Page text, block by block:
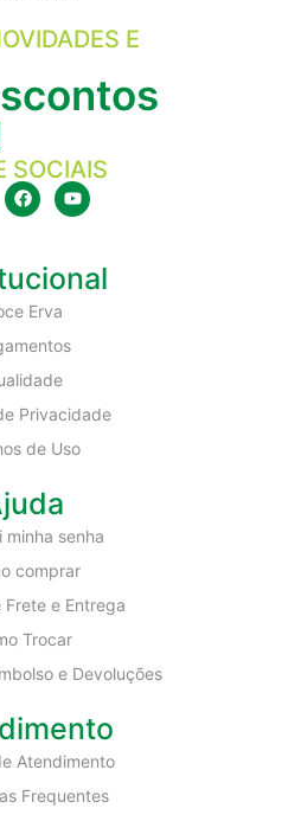
E
SOCIAIS
Erva
Privacidade
de Uso
minha senha
comprar
Frete e Entrega
Trocar
e Devoluções
Atendimento
Frequentes